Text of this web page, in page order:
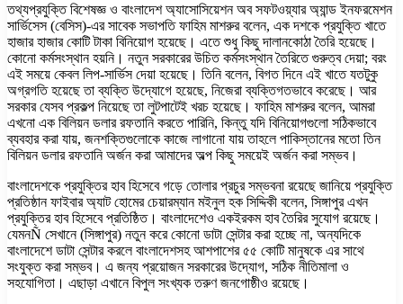
তথ্যপ্রযুক্তি বিশেষজ্ঞ ও বাংলাদেশ অ্যাসোসিয়েশন অব সফটওয়্যার অ্যান্ড ইনফরমেশন
সার্ভিসেস (বেসিস)-এর সাবেক সভাপতি ফাহিম মাশরুর বলেন, এক দশকে প্রযুক্তি খাতে
হাজার হাজার কোটি টাকা বিনিয়োগ হয়েছে। এতে শুধু কিছু দালানকোঠা তৈরি হয়েছে।
কোনো কর্মসংস্থান হয়নি। নতুন সরকারের উচিত কর্মসংস্থান তৈরিতে গুরুত্ব দেয়া; বরং
এই সময়ে কেবল লিপ-সার্ভিস দেয়া হয়েছে। তিনি বলেন, বিগত দিনে এই খাতে যতটুকু
অগ্রগতি হয়েছে তা ব্যক্তি উদ্যোগে হয়েছে, নিজেরা ব্যক্তিগতভাবে করেছে। আর
সরকার যেসব প্রকল্প নিয়েছে তা লুটপাটেই খরচ হয়েছে। ফাহিম মাশরুর বলেন, আমরা
এখনো এক বিলিয়ন ডলার রফতানি করতে পারিনি, কিন্তু যদি বিনিয়োগগুলো সঠিকভাবে
ব্যবহার করা যায়, জনশক্তিগুলোকে কাজে লাগানো যায় তাহলে পাকিস্তানের মতো তিন
বিলিয়ন ডলার রফতানি অর্জন করা আমাদের অল্প কিছু সময়েই অর্জন করা সম্ভব।
বাংলাদেশকে প্রযুক্তির হাব হিসেবে গড়ে তোলার প্রচুর সম্ভবনা রয়েছে জানিয়ে প্রযুক্তি
প্রতিষ্ঠান ফাইবার অ্যাট হোমের চেয়ারম্যান মইনুল হক সিদ্দিকী বলেন, সিঙ্গাপুর এখন
প্রযুক্তির হাব হিসেবে প্রতিষ্ঠিত। বাংলাদেশেও একইরকম হাব তৈরির সুযোগ রয়েছে।
যেমনÑ সেখানে (সিঙ্গাপুর) নতুন করে কোনো ডাটা সেন্টার করা হচ্ছে না, অন্যদিকে
বাংলাদেশে ডাটা সেন্টার করলে বাংলাদেশসহ আশপাশের ৫৫ কোটি মানুষকে এর সাথে
সংযুক্ত করা সম্ভব। এ জন্য প্রয়োজন সরকারের উদ্যোগ, সঠিক নীতিমালা ও
সহযোগিতা। এছাড়া এখানে বিপুল সংখ্যক তরুণ জনগোষ্ঠীও রয়েছে।